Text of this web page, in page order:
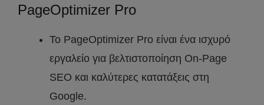
PageOptimizer Pro
Το PageOptimizer Pro είναι ένα ισχυρό
εργαλείο για βελτιστοποίηση On-Page
SEO και καλύτερες κατατάξεις στη
Google.